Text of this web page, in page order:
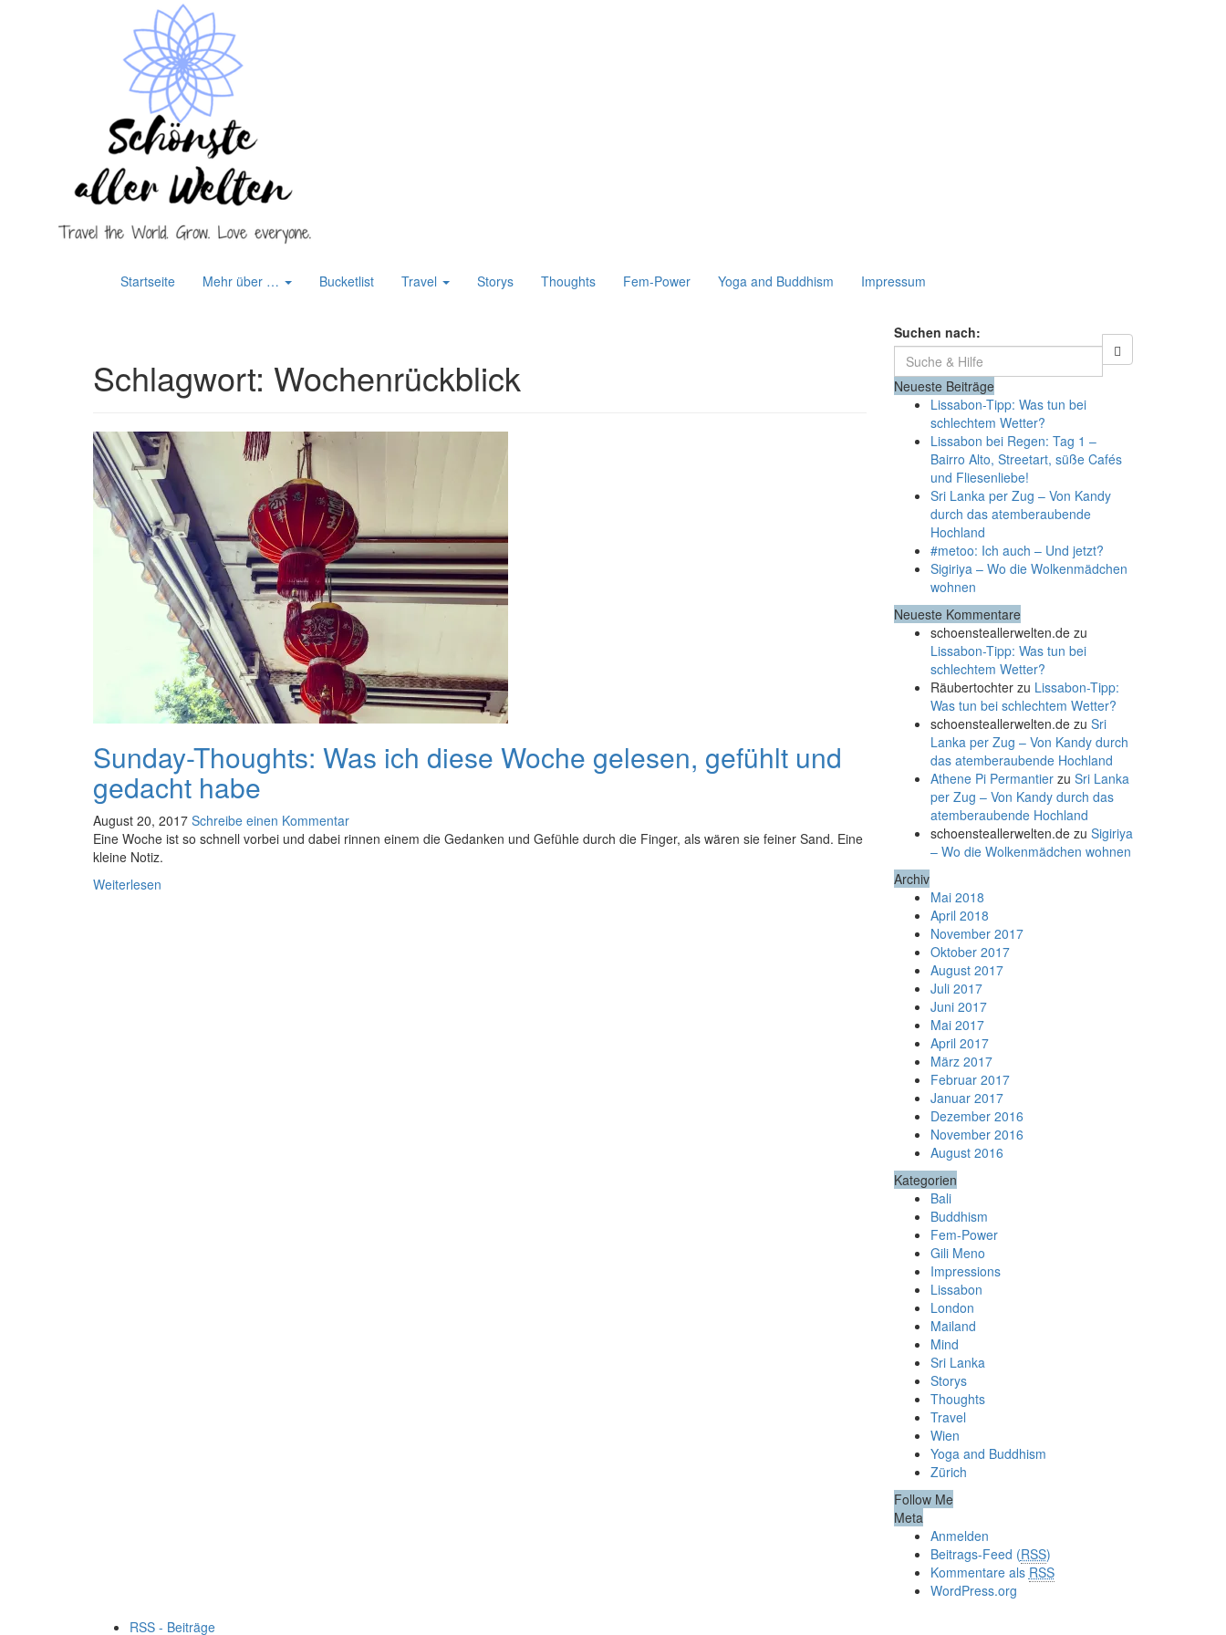
Startseite Mehr über … Bucketlist Travel Storys Thoughts Fem-Power Yoga and Buddhism Impressum
Schlagwort: Wochenrückblick
Sunday-Thoughts: Was ich diese Woche gelesen, gefühlt und
gedacht habe
August 20, 2017 Schreibe einen Kommentar
Eine Woche ist so schnell vorbei und dabei rinnen einem die Gedanken und Gefühle durch die Finger, als wären sie feiner Sand. Eine
kleine Notiz.
Weiterlesen
Suchen nach:
Neueste Beiträge
Lissabon-Tipp: Was tun bei
schlechtem Wetter?
Lissabon bei Regen: Tag 1 –
Bairro Alto, Streetart, süße Cafés
und Fliesenliebe!
Sri Lanka per Zug – Von Kandy
durch das atemberaubende
Hochland
#metoo: Ich auch – Und jetzt?
Sigiriya – Wo die Wolkenmädchen
wohnen
Neueste Kommentare
schoensteallerwelten.dezu
Lissabon-Tipp: Was tun bei
schlechtem Wetter?
Räubertochterzu Lissabon-Tipp:
Was tun bei schlechtem Wetter?
schoensteallerwelten.dezu Sri
Lanka per Zug – Von Kandy durch
das atemberaubende Hochland
Athene Pi Permantierzu Sri Lanka
per Zug – Von Kandy durch das
atemberaubende Hochland
schoensteallerwelten.dezu Sigiriya
– Wo die Wolkenmädchen wohnen
Archiv
Mai 2018
April 2018
November 2017
Oktober 2017
August 2017
Juli 2017
Juni 2017
Mai 2017
April 2017
März 2017
Februar 2017
Januar 2017
Dezember 2016
November 2016
August 2016
Kategorien
Bali
Buddhism
Fem-Power
Gili Meno
Impressions
Lissabon
London
Mailand
Mind
Sri Lanka
Storys
Thoughts
Travel
Wien
Yoga and Buddhism
Zürich
Follow Me
Meta
Anmelden
Beitrags-Feed (RSS)
Kommentare als RSS
WordPress.org
RSS - Beiträge